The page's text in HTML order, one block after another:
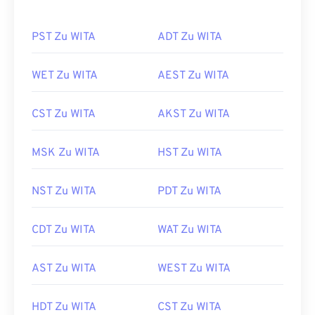
PST Zu WITA ADT Zu WITA
WET Zu WITA AEST Zu WITA
CST Zu WITA AKST Zu WITA
MSK Zu WITA HST Zu WITA
NST Zu WITA PDT Zu WITA
CDT Zu WITA WAT Zu WITA
AST Zu WITA WEST Zu WITA
HDT Zu WITA CST Zu WITA